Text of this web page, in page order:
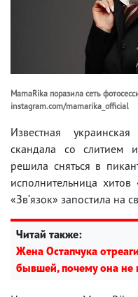
MamaRika поразила сеть
instagram.com/mamarika_official
Известная
скандала со слитием
решила сняться в
исполнительница
«Звʼязок» запостила на
Читай также:
Жена Остапчука
бывшей, почему она